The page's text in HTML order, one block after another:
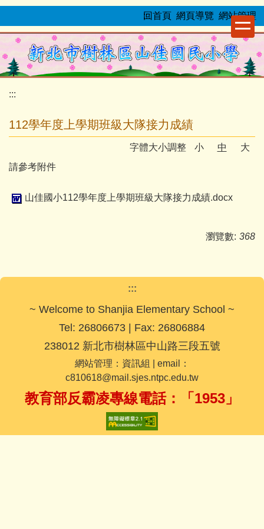
跳
要
內
容
區
:::
回首頁 網頁導覽 網站管理
:::
112學年度上學期班級大隊接力成績
字體大小調整 小 中
大
請參考附件
山佳國小112學年度上學期班級大隊接力成績.docx
瀏覽數: 368
:::
~ Welcome to Shanjia Elementary School ~
Tel: 26806673 | Fax: 26806884
238012 新北市樹林區中山路三段五號
網站管理：資訊組 | email：
c810618@mail.sjes.ntpc.edu.tw
教育部反霸凌專線電話：「1953」